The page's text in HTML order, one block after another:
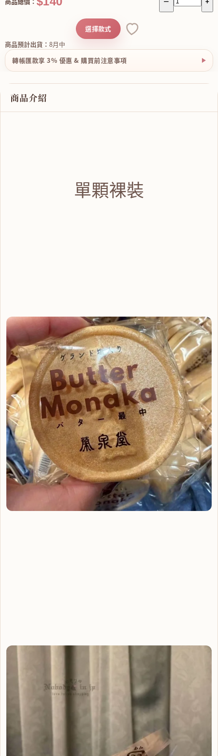
商品預計出貨： 8月中
選擇款式
轉帳匯款享 3% 優惠 & 購買前注意事項
商品介紹
單顆裸裝